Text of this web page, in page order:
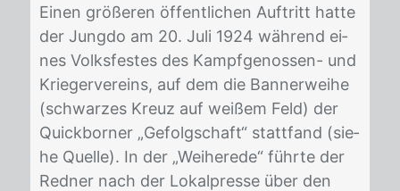
Ei­nen grö­ße­ren öf­fent­li­chen Auf­tritt hat­te
der Jung­do am 20. Juli 1924 wäh­rend ei­
nes Volks­fes­tes des Kampf­ge­nos­sen- und
Krie­ger­ver­eins, auf dem die Ban­ner­wei­he
(schwar­zes Kreuz auf wei­ßem Feld) der
Quick­bor­ner „Ge­folg­schaft“ statt­fand (sie­
he Quel­le). In der „Wei­he­re­de“ führ­te der
Red­ner nach der Lo­kal­pres­se über den